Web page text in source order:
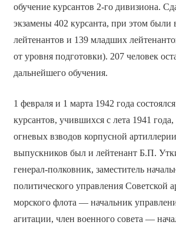
обучение курсантов 2-го дивизиона.
экзамены 402 курсанта, при этом
лейтенантов и 139 младших
от уровня подготовки). 207 человек
дальнейшего обучения.
1 февраля и 1 марта 1942 года
курсантов, учившихся с лета 1941
огневых взводов корпусной
выпускников был и лейтенант Б.П.
генерал-полковник, заместитель
политического управления Советской
морского флота — начальник
агитации, член военного совета —